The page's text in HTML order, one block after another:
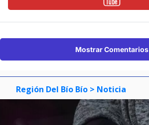
Mostrar Comentarios
Región Del Bío Bío > Noticia